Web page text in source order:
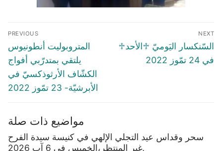
Post
navigation
PREVIOUS
Previous
post:
المتروبوليت أنطونيوس
يلتقي بمتدرّبي أفواج
الكشّاف الأرثوذكسيّ في
الأبرشيّة- 23 تمّوز 2022
NEXT
Next
♱السّنكسار اليَوميّ ♱الأحد
في 24 تمّوز 2022
مواضيع ذات صلة
سحر وقداس عيد التجلي الإلهي في كنيسة سيدة الفرح
غير المنتظر،الخميس في 6 آب 2026.